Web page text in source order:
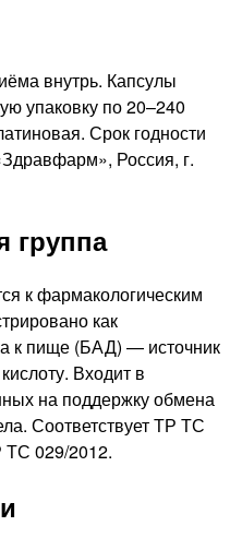
внутрь. Капсулы
упаковку по 20–240
Срок годности
Россия, г.
группа
к фармакологическим
как
к пище (БАД) — источник
Входит в
на поддержку обмена
Соответствует ТР ТС
029/2012.